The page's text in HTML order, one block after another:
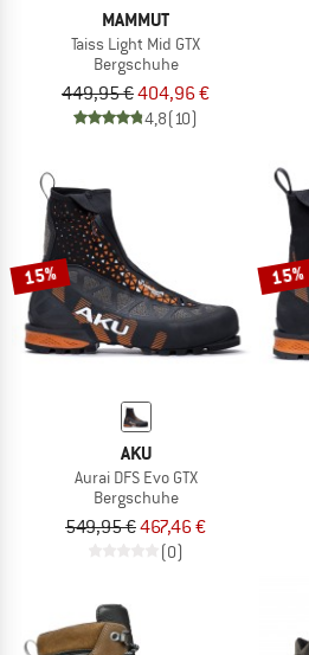
MAMMUT
Taiss Light Mid GTX
Bergschuhe
449,95 €404,96 €
4,8(10)
15%
AKU
Aurai DFS Evo GTX
Bergschuhe
549,95 €467,46 €
(0)
15%